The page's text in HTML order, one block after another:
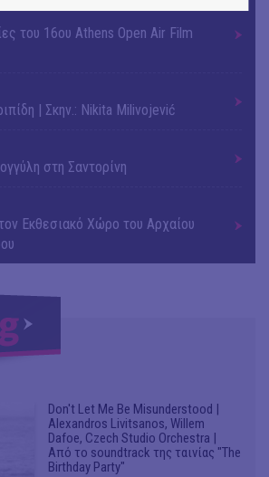
του 16ου Athens Open Air Film
| Σκην.: Nikita Milivojević
στη Σαντορίνη
Εκθεσιακό Χώρο του Αρχαίου
Don't Let Me Be Misunderstood |
Alexandros Livitsanos, Willem
Dafoe, Czech Studio Orchestra |
Από το soundtrack της ταινίας "The
Birthday Party"